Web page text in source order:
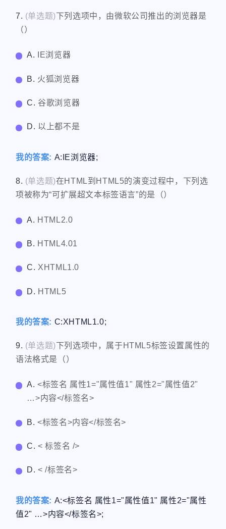
7. (单选题)下列选项中，由微软公司推出的浏览器是
（）
A. IE浏览器
B. 火狐浏览器
C.谷歌浏览器
D. 以上都不是
我的答案: A:IE浏览器;
8. (单选题)在HTML到HTML5的演变过程中，下列选
项被称为“可扩展超文本标签语言”的是（）
A. HTML2.0
B. HTML4.01
C.XHTML1.0
D. HTML5
我的答案: C:XHTML1.0;
9. (单选题)下列选项中，属于HTML5标签设置属性的
语法格式是（）
A.<标签名 属性1="属性值1" 属性2="属性值2"
…>内容</标签名>
B.<标签名>内容</标签名>
C.< 标签名 />
D.< /标签名>
我的答案: A:<标签名 属性1="属性值1" 属性2="属性
值2" …>内容</标签名>;